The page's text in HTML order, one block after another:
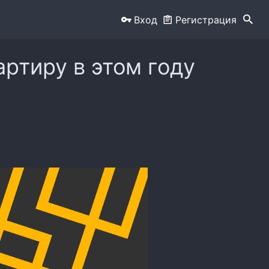
Вход Регистрация
в этом году